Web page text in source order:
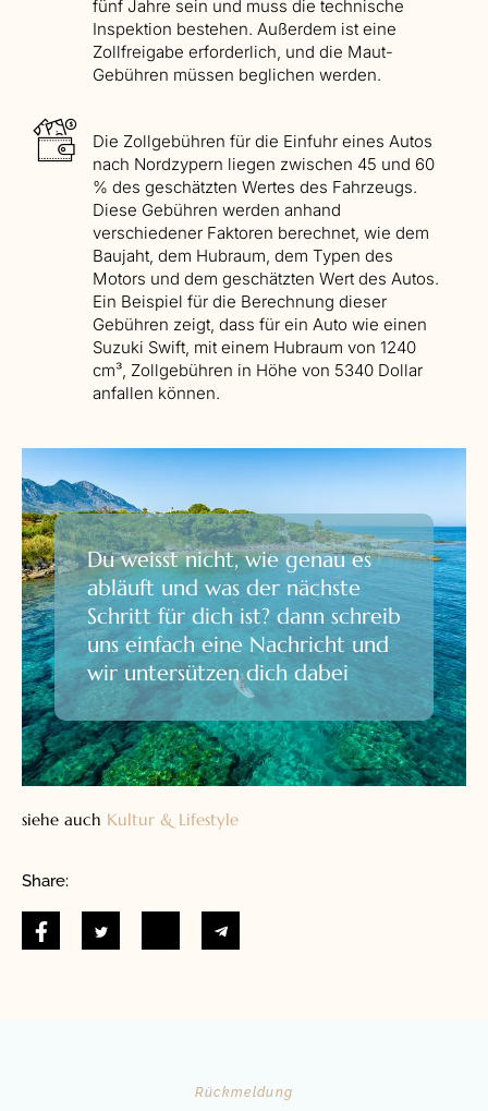
fünf Jahre sein und muss die technische
Inspektion bestehen. Außerdem ist eine
Zollfreigabe erforderlich, und die Maut-
Gebühren müssen beglichen werden.
Die Zollgebühren für die Einfuhr eines Autos
nach Nordzypern liegen zwischen 45 und 60
% des geschätzten Wertes des Fahrzeugs.
Diese Gebühren werden anhand
verschiedener Faktoren berechnet, wie dem
Baujaht, dem Hubraum, dem Typen des
Motors und dem geschätzten Wert des Autos.
Ein Beispiel für die Berechnung dieser
Gebühren zeigt, dass für ein Auto wie einen
Suzuki Swift, mit einem Hubraum von 1240
cm³, Zollgebühren in Höhe von 5340 Dollar
anfallen können.
Du weisst nicht, wie genau es
abläuft und was der nächste
Schritt für dich ist? dann schreib
uns einfach eine Nachricht und
wir untersützen dich dabei
siehe auch Kultur & Lifestyle
Share:
Rückmeldung